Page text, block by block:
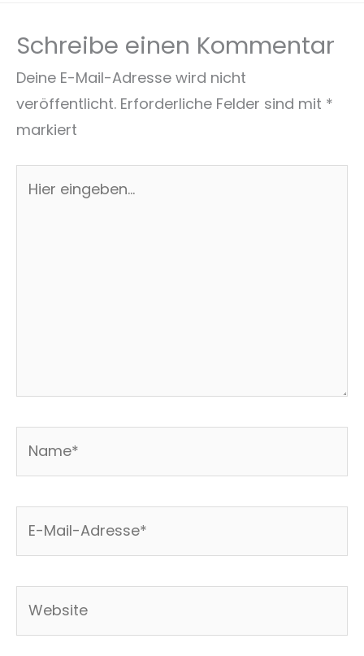
Schreibe einen Kommentar
Deine E-Mail-Adresse wird nicht
veröffentlicht. Erforderliche Felder sind mit *
markiert
eingeben…